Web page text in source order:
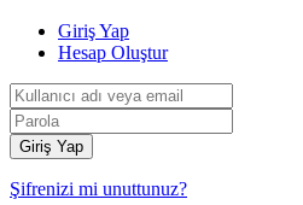
Giriş Yap
Hesap Oluştur
Giriş Yap
Şifrenizi mi unuttunuz?